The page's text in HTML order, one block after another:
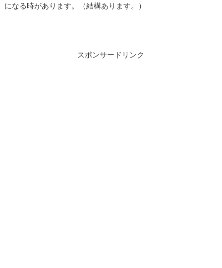
になる時があります。（結構あります。）
スポンサードリンク